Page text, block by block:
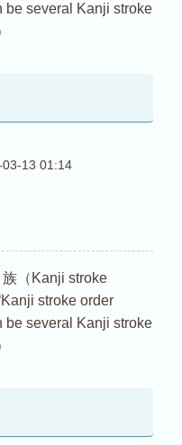
be several Kanji stroke
03-13 01:14
（Kanji stroke
stroke order
be several Kanji stroke